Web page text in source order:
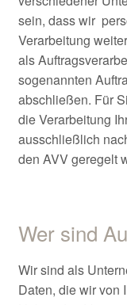
sein, dass wir
Verarbeitung
als
sogenannten
abschließen. Für
die Verarbeitung
ausschließlich
den AVV geregelt
Wer sind
Wir sind als
Daten, die wir von